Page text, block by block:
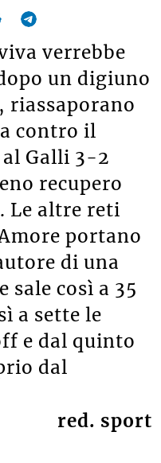
verrebbe
un digiuno
riassaporano
contro il
Galli 3-2
recupero
Le altre reti
portano
di una
sale così a 35
a sette le
e dal quinto
dal
red. sport